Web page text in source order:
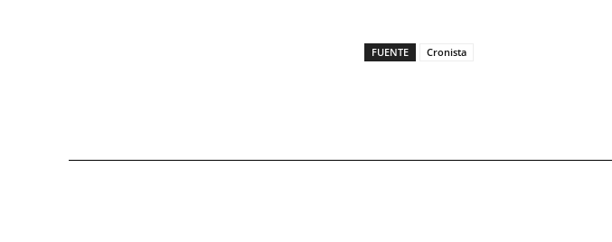
FUENTE Cronista